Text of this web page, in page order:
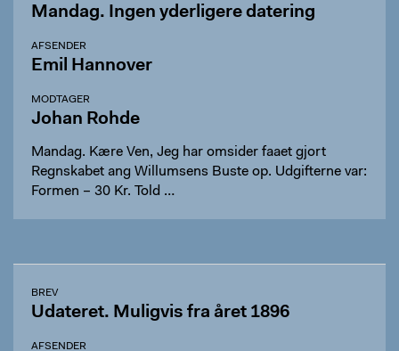
Mandag. Ingen yderligere datering
AFSENDER
Emil Hannover
MODTAGER
Johan Rohde
Mandag. Kære Ven, Jeg har omsider faaet gjort
Regnskabet ang Willumsens Buste op. Udgifterne var:
Formen – 30 Kr. Told …
BREV
Udateret. Muligvis fra året 1896
AFSENDER